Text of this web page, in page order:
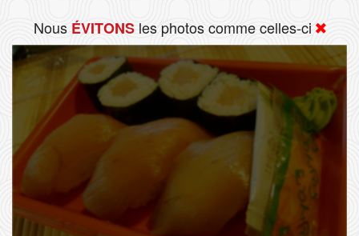
Nous ÉVITONSles photos comme celles-ci